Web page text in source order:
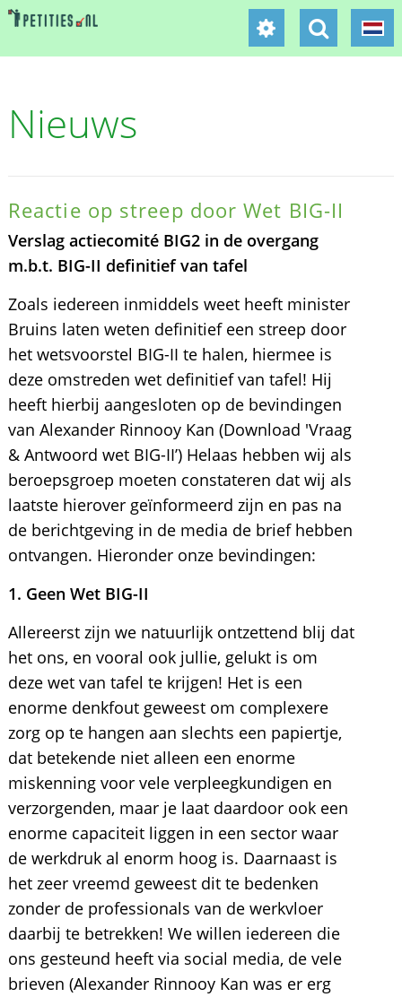
Nieuws
Reactie op streep door Wet BIG-II
Verslag actiecomité BIG2 in de overgang
m.b.t. BIG-II definitief van tafel
Zoals iedereen inmiddels weet heeft minister
Bruins laten weten definitief een streep door
het wetsvoorstel BIG-II te halen, hiermee is
deze omstreden wet definitief van tafel! Hij
heeft hierbij aangesloten op de bevindingen
van Alexander Rinnooy Kan (Download 'Vraag
& Antwoord wet BIG-II’) Helaas hebben wij als
beroepsgroep moeten constateren dat wij als
laatste hierover geïnformeerd zijn en pas na
de berichtgeving in de media de brief hebben
ontvangen. Hieronder onze bevindingen:
1. Geen Wet BIG-II
Allereerst zijn we natuurlijk ontzettend blij dat
het ons, en vooral ook jullie, gelukt is om
deze wet van tafel te krijgen! Het is een
enorme denkfout geweest om complexere
zorg op te hangen aan slechts een papiertje,
dat betekende niet alleen een enorme
miskenning voor vele verpleegkundigen en
verzorgenden, maar je laat daardoor ook een
enorme capaciteit liggen in een sector waar
de werkdruk al enorm hoog is. Daarnaast is
het zeer vreemd geweest dit te bedenken
zonder de professionals van de werkvloer
daarbij te betrekken! We willen iedereen die
ons gesteund heeft via social media, de vele
brieven (Alexander Rinnooy Kan was er erg